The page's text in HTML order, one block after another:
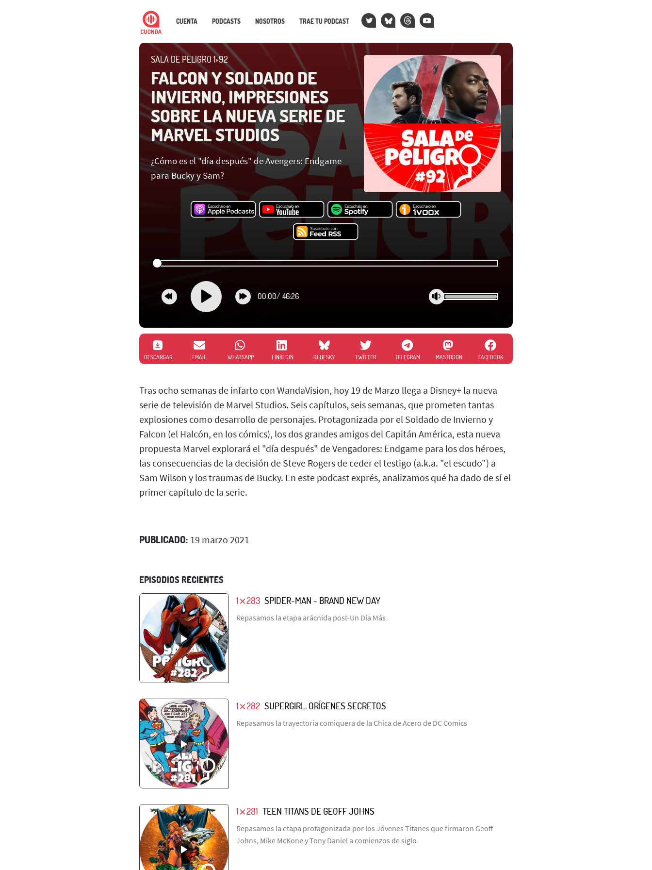
CUENTA PODCASTS NOSOTROS TRAE TU PODCAST
SALA DE PELIGRO 1×92
FALCON Y SOLDADO DE
INVIERNO, IMPRESIONES
SOBRE LA NUEVA SERIE DE
MARVEL STUDIOS
¿Cómo es el "día después" de Avengers: Endgame
para Bucky y Sam?
00:00/ 46:26
DESCARGAR EMAIL WHATSAPP LINKEDIN BLUESKY TWITTER TELEGRAM MASTODON FACEBOOK
Tras ocho semanas de infarto con WandaVision, hoy 19 de Marzo llega a Disney+ la nueva
serie de televisión de Marvel Studios. Seis capítulos, seis semanas, que prometen tantas
explosiones como desarrollo de personajes. Protagonizada por el Soldado de Invierno y
Falcon (el Halcón, en los cómics), los dos grandes amigos del Capitán América, esta nueva
propuesta Marvel explorará el "día después" de Vengadores: Endgame para los dos héroes,
las consecuencias de la decisión de Steve Rogers de ceder el testigo (a.k.a. "el escudo") a
Sam Wilson y los traumas de Bucky. En este podcast exprés, analizamos qué ha dado de sí el
primer capítulo de la serie.
PUBLICADO: 19 marzo 2021
EPISODIOS RECIENTES
1⨯283 SPIDER-MAN - BRAND NEW DAY
Repasamos la etapa arácnida post-Un Día Más
1⨯282 SUPERGIRL. ORÍGENES SECRETOS
Repasamos la trayectoria comiquera de la Chica de Acero de DC Comics
1⨯281 TEEN TITANS DE GEOFF JOHNS
Repasamos la etapa protagonizada por los Jóvenes Titanes que firmaron Geoff
Johns, Mike McKone y Tony Daniel a comienzos de siglo